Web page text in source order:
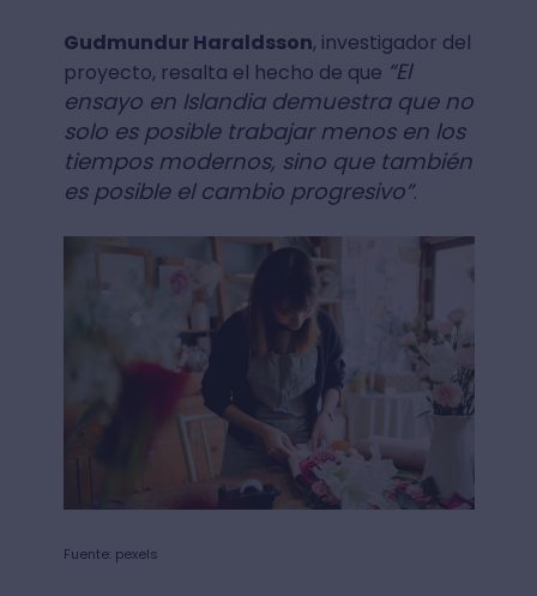
Gudmundur Haraldsson, investigador del
proyecto, resalta el hecho de que “El
ensayo en Islandia demuestra que no
solo es posible trabajar menos en los
tiempos modernos, sino que también
es posible el cambio progresivo”.
Fuente: pexels